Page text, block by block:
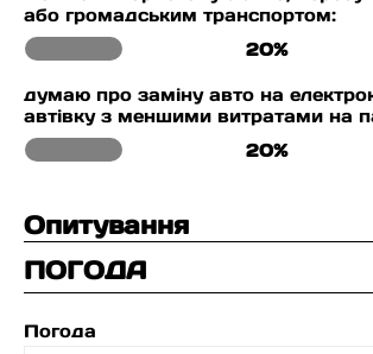
або громадським транспортом:
20%
думаю про заміну авто на
автівку з меншими витратами на
20%
Опитування
ПОГОДА
Погода